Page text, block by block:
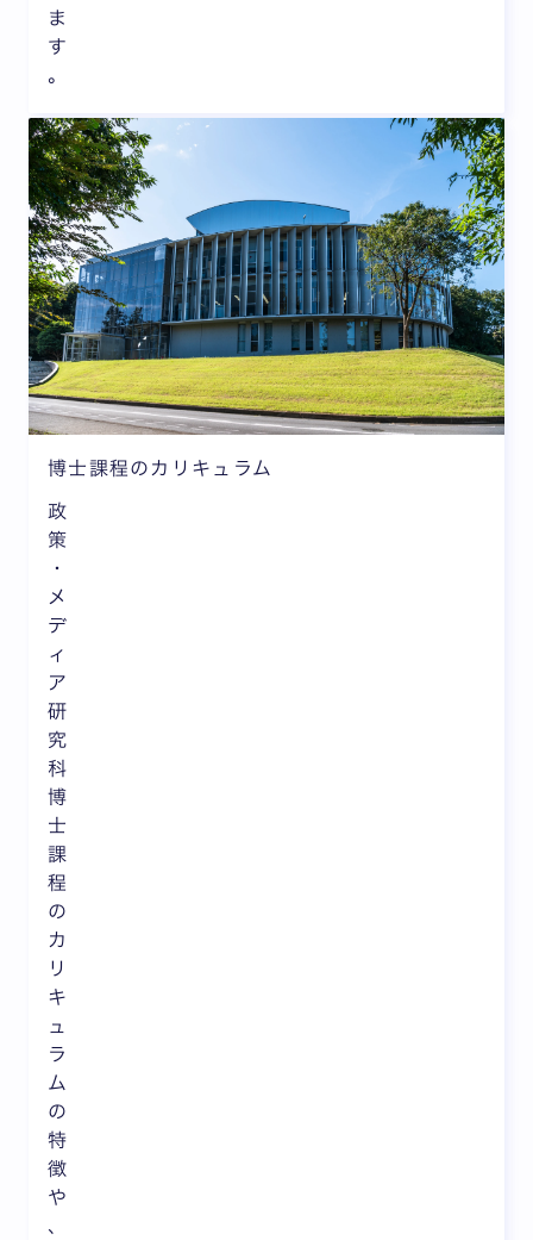
ま
す
。
博士課程のカリキュラム
政
策
・
メ
デ
ィ
ア
研
究
科
博
士
課
程
の
カ
リ
キ
ュ
ラ
ム
の
特
徴
や
、